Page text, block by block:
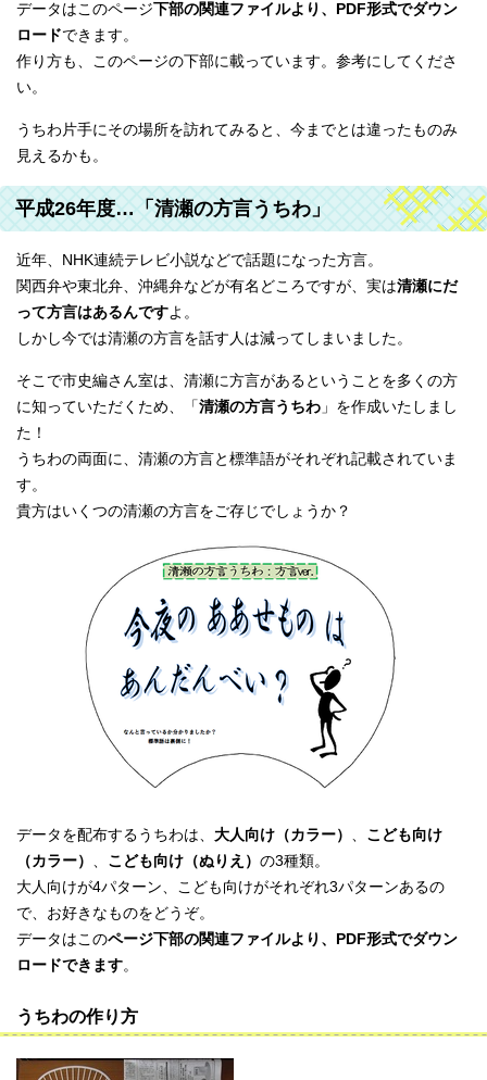
データはこのページ下部の関連ファイルより、PDF形式でダウン
ロードできます。
作り方も、このページの下部に載っています。参考にしてくださ
い。
うちわ片手にその場所を訪れてみると、今までとは違ったものみ
見えるかも。
平成26年度…「清瀬の方言うちわ」
近年、NHK連続テレビ小説などで話題になった方言。
関西弁や東北弁、沖縄弁などが有名どころですが、実は清瀬にだ
って方言はあるんですよ。
しかし今では清瀬の方言を話す人は減ってしまいました。
そこで市史編さん室は、清瀬に方言があるということを多くの方
に知っていただくため、「 清瀬の方言うちわ 」を作成いたしまし
た！
うちわの両面に、清瀬の方言と標準語がそれぞれ記載されていま
す。
貴方はいくつの清瀬の方言をご存じでしょうか？
データを配布するうちわは、 大人向け（カラー） 、 こども向け
（カラー） 、 こども向け（ぬりえ） の3種類。
大人向けが4パターン、こども向けがそれぞれ3パターンあるの
で、お好きなものをどうぞ。
データはこのページ下部の関連ファイルより、PDF形式でダウン
ロードできます。
うちわの作り方